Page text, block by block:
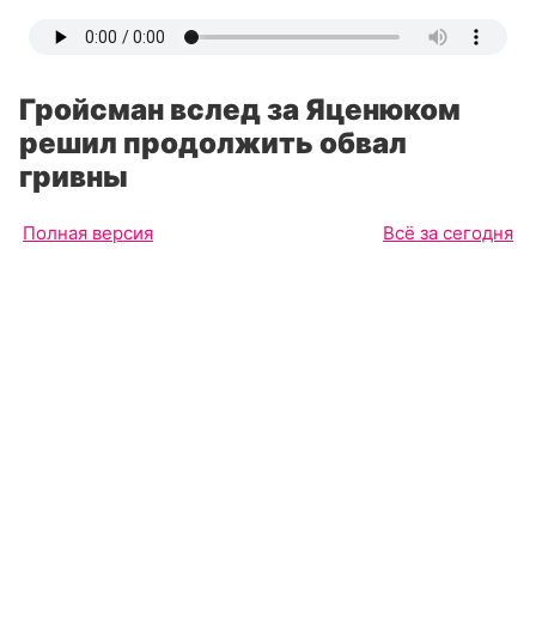
Гройсман вслед за Яценюком
решил продолжить обвал
гривны
Полная версия Всё за сегодня